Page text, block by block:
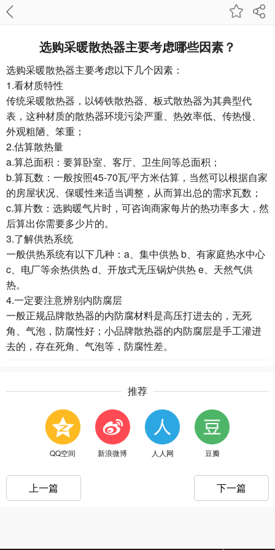
选购采暖散热器主要考虑哪些因素？
选购采暖散热器主要考虑以下几个因素：
1.看材质特性
传统采暖散热器，以铸铁散热器、板式散热器为其典型代
表，这种材质的散热器环境污染严重、热效率低、传热慢、
外观粗陋、笨重；
2.估算散热量
a.算总面积：要算卧室、客厅、卫生间等总面积；
b.算瓦数：一般按照45-70瓦/平方米估算，当然可以根据自家
的房屋状况、保暖性来适当调整，从而算出总的需求瓦数；
c.算片数：选购暖气片时，可咨询商家每片的热功率多大，然
后算出你需要多少片的。
3.了解供热系统
一般供热系统有以下几种：a、集中供热 b、有家庭热水中心
c、电厂等余热供热 d、开放式无压锅炉供热 e、天然气供
热。
4.一定要注意辨别内防腐层
一般正规品牌散热器的内防腐材料是高压打进去的，无死
角、气泡，防腐性好；小品牌散热器的内防腐层是手工灌进
去的，存在死角、气泡等，防腐性差。
推荐
QQ空间 新浪微博 人人网 豆瓣
上一篇 下一篇